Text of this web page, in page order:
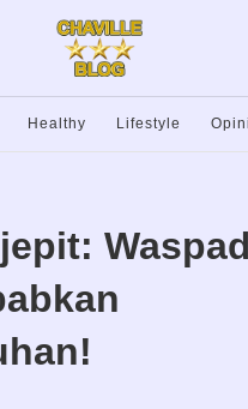
Healthy Lifestyle